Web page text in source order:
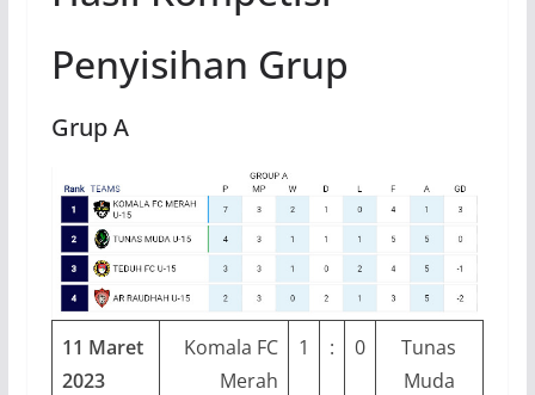
Penyisihan Grup
Grup A
11 Maret
2023
Komala FC
Merah
1 : 0
Tunas
Muda